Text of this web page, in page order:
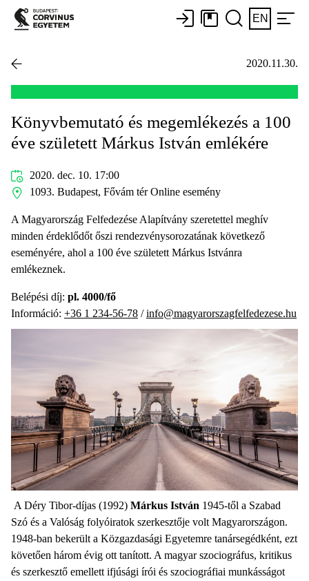
EN
2020.11.30.
Könyvbemutató és megemlékezés a 100
éve született Márkus István emlékére
2020. dec. 10. 17:00
1093. Budapest, Fővám tér Online esemény
A Magyarország Felfedezése Alapítvány szeretettel meghív
minden érdeklődőt őszi rendezvénysorozatának következő
eseményére, ahol a 100 éve született Márkus Istvánra
emlékeznek.
Belépési díj: pl. 4000/fő
Információ: +36 1 234-56-78 /info@magyarorszagfelfedezese.hu
A Déry Tibor-díjas (1992) Márkus István 1945-től a Szabad
Szó és a Valóság folyóiratok szerkesztője volt Magyarországon.
1948-ban bekerült a Közgazdasági Egyetemre tanársegédként, ezt
követően három évig ott tanított. A magyar szociográfus, kritikus
és szerkesztő emellett ifjúsági írói és szociográfiai munkásságot